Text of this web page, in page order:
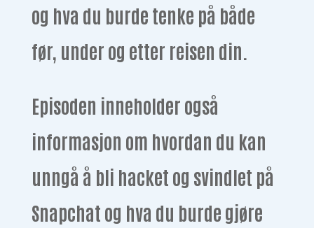
og hva du burde tenke på både
før, under og etter reisen din.
Episoden inneholder også
informasjon om hvordan du kan
unngå å bli hacket og svindlet på
Snapchat og hva du burde gjøre